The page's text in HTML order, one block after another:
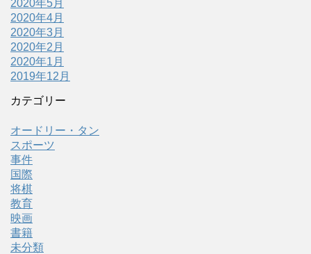
2020年5月
2020年4月
2020年3月
2020年2月
2020年1月
2019年12月
カテゴリー
オードリー・タン
スポーツ
事件
国際
将棋
教育
映画
書籍
未分類